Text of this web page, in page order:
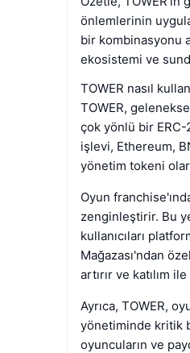
önlemlerinin
bir kombinasyonu
ekosistemi ve
TOWER nasıl
TOWER,
çok yönlü bir
işlevi, Ethereum,
yönetim tokeni
Oyun
zenginleştirir. Bu
kullanıcıları
Mağazası'ndan
artırır ve katılım
Ayrıca, TOWER,
yönetiminde kritik
oyuncuların ve